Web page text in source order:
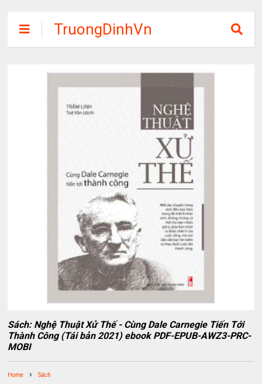
TruongDinhVn
Chia sẽ ebook,
phần mềm học
tập miễn phí
Sách: Nghệ Thuật Xử Thế - Cùng Dale Carnegie Tiến Tới
Thành Công (Tái bản 2021) ebook PDF-EPUB-AWZ3-PRC-
MOBI
Home Sách